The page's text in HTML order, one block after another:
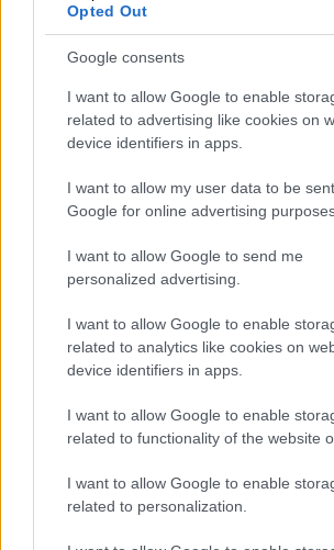
Opted Out
Google consents
I want to allow Google to enable
related to advertising like cookies on
device identifiers in apps.
I want to allow my user data to be
Google for online advertising
I want to allow Google to send me
personalized advertising.
I want to allow Google to enable
related to analytics like cookies on
device identifiers in apps.
I want to allow Google to enable
related to functionality of the website
I want to allow Google to enable
related to personalization.
Μάιο και τον Ιούνιο. Οι
να διατηρήσουν τα εισιτήρια
Sting, 73, makes his first
appearance since
of shows due to ill health
his wife Trudie Styler at
https://t.co/fh51rbj3Uw
— Daily Mail Celebrity
(@DailyMailCeleb)March
Παρά τα πρόσφατα εμπόδια, ο
γνωστός για την αφοσίωσή
υγιεινό τρόπο ζωής. Ο
ακολουθεί μακροβιοτική
αποφεύγοντας το
περιορισμένη κατανάλωση
γαλακτοκομικών και ζάχαρης.